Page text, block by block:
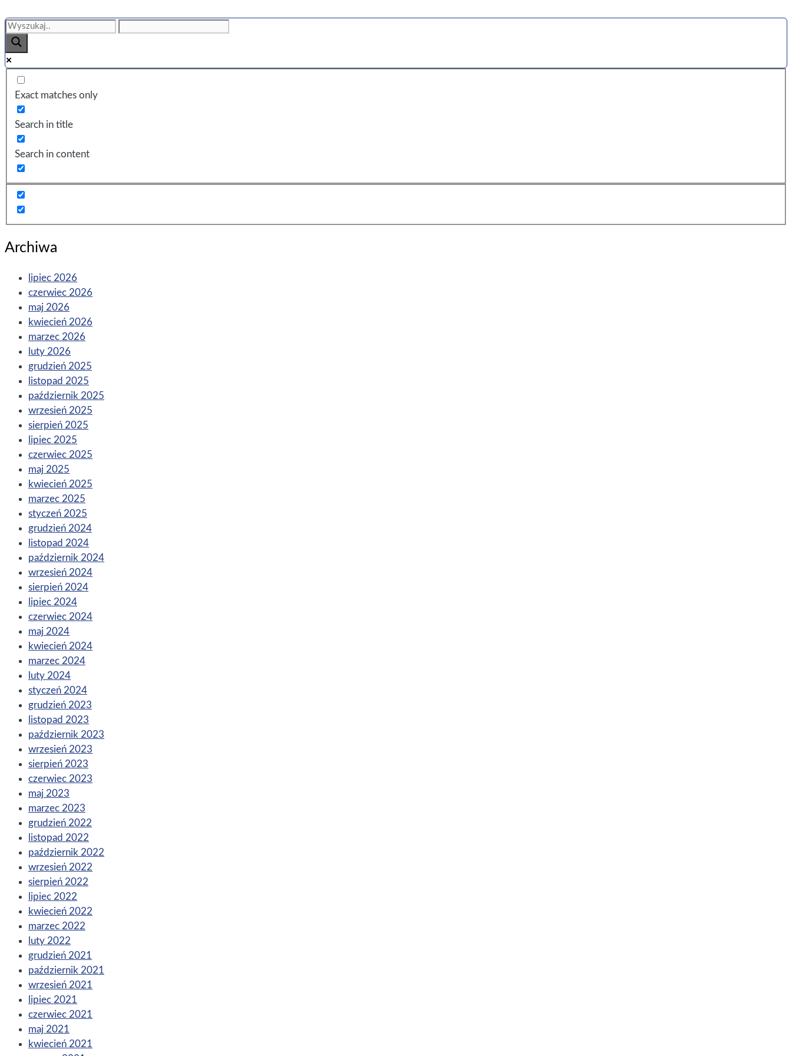
Exact matches only
Search in title
Search in content
Archiwa
lipiec 2026
czerwiec 2026
maj 2026
kwiecień 2026
marzec 2026
luty 2026
grudzień 2025
listopad 2025
październik 2025
wrzesień 2025
sierpień 2025
lipiec 2025
czerwiec 2025
maj 2025
kwiecień 2025
marzec 2025
styczeń 2025
grudzień 2024
listopad 2024
październik 2024
wrzesień 2024
sierpień 2024
lipiec 2024
czerwiec 2024
maj 2024
kwiecień 2024
marzec 2024
luty 2024
styczeń 2024
grudzień 2023
listopad 2023
październik 2023
wrzesień 2023
sierpień 2023
czerwiec 2023
maj 2023
marzec 2023
grudzień 2022
listopad 2022
październik 2022
wrzesień 2022
sierpień 2022
lipiec 2022
kwiecień 2022
marzec 2022
luty 2022
grudzień 2021
październik 2021
wrzesień 2021
lipiec 2021
czerwiec 2021
maj 2021
kwiecień 2021